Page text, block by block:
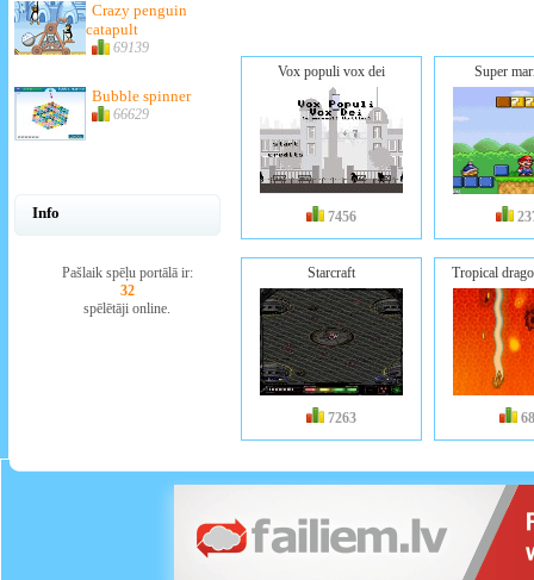
Crazy penguin
catapult
69139
Bubble spinner
66629
Info
Pašlaik spēļu portālā ir:
32
spēlētāji online.
Vox populi vox dei
7456
Super
Starcraft
7263
Tropical